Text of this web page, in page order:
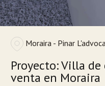
Moraira - Pinar
Proyecto: Villa
venta en Moraira